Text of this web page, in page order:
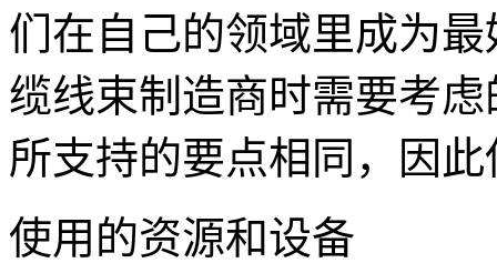
们在自己的领域里成为
缆线束制造商时需要考
所支持的要点相同，因
使用的资源和设备